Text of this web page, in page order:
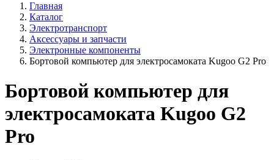
Главная
Каталог
Электротранспорт
Аксессуары и запчасти
Электронные компоненты
Бортовой компьютер для электросамоката Kugoo G2 Pro
Бортовой компьютер для
электросамоката Kugoo G2
Pro